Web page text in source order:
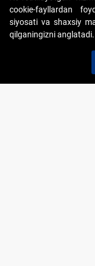
Copyright © 2017-
tashkil etish" AJ.
cookie-fayllardan
siyosati va shaxsiy
qilganingizni anglatadi.